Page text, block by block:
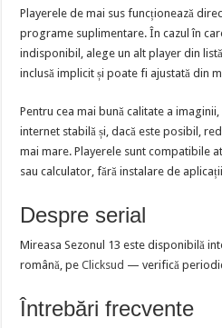
Playerele de mai sus funcționează
programe suplimentare. În cazul în
indisponibil, alege un alt player din
inclusă implicit și poate fi ajustată din
Pentru cea mai bună calitate a
internet stabilă și, dacă este posibil,
mai mare. Playerele sunt compatibile
sau calculator, fără instalare de
Despre serial
Mireasa Sezonul 13 este disponibilă
română, peClicksud — verifică
Întrebări frecvente